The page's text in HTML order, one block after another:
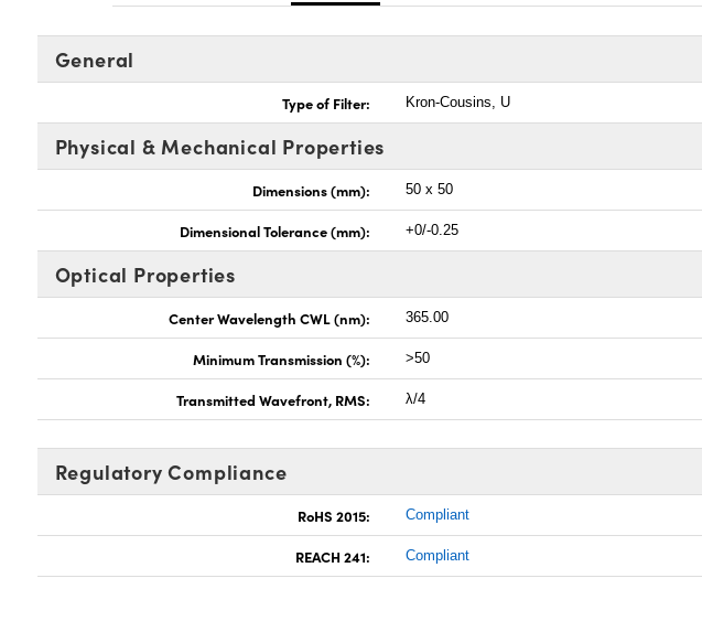
General
Type of Filter: Kron-Cousins, U
Physical & Mechanical Properties
Dimensions (mm): 50 x 50
Dimensional Tolerance (mm): +0/-0.25
Optical Properties
Center Wavelength CWL (nm): 365.00
Minimum Transmission (%): >50
Transmitted Wavefront, RMS: λ/4
Regulatory Compliance
RoHS 2015: Compliant
REACH 241: Compliant